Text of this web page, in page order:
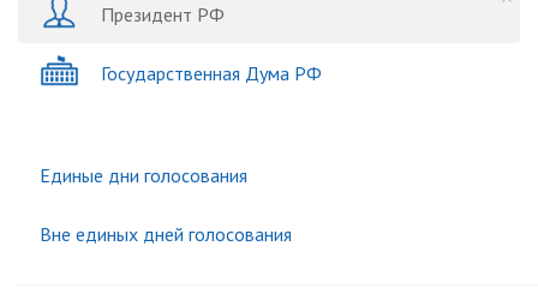
Президент РФ
Государственная Дума РФ
Единые дни голосования
Вне единых дней голосования